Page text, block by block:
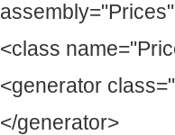
<class
<generator
</generator>